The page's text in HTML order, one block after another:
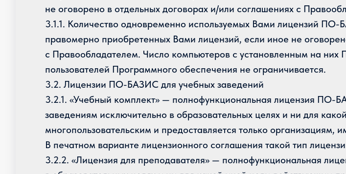
не оговорено в отдельных договорах и/или соглашениях с
3.1.1. Количество одновременно используемых Вами лицензий
правомерно приобретенных Вами лицензий, если иное не
с Правообладателем. Число компьютеров с установленным на
пользователей Программного обеспечения не ограничивается.
3.2. Лицензии ПО-БАЗИС для учебных заведений
3.2.1. «Учебный комплект» — полнофункциональная лицензия
заведениям исключительно в образовательных целях и ни для
многопользовательским и предоставляется только
В печатном варианте лицензионного соглашения такой тип
3.2.2. «Лицензия для преподавателя» — полнофункциональная